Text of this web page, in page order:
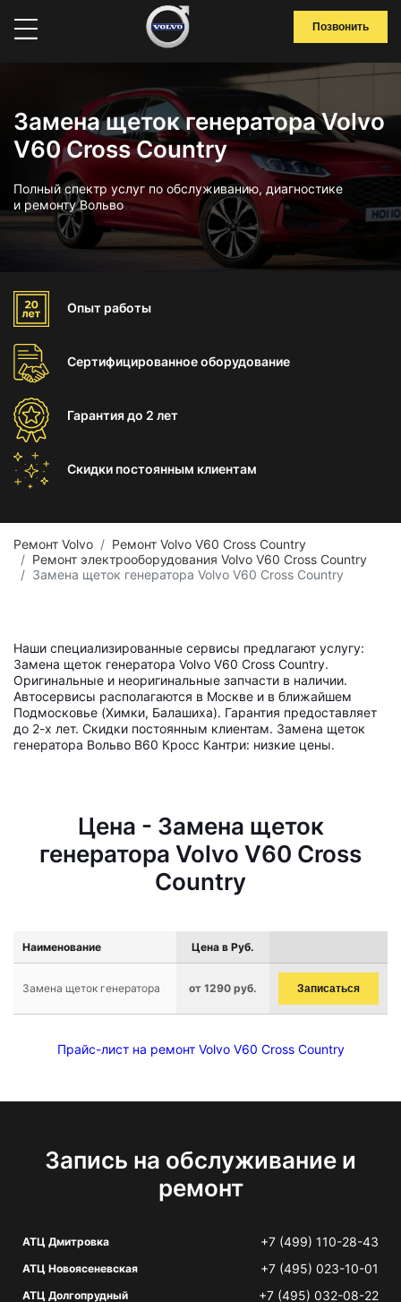
Позвонить
Замена щеток генератора Volvo
V60 Cross Country
Полный спектр услуг по обслуживанию, диагностике
и ремонту Вольво
Опыт работы
Сертифицированноеоборудование
Гарантиядо 2 лет
Скидки постоянным клиентам
Ремонт Volvo
Ремонт Volvo V60 Cross Country
Ремонт электрооборудования Volvo V60 Cross Country
Замена щеток генератора Volvo V60 Cross Country
Наши специализированные сервисы предлагают услугу:
Замена щеток генератора Volvo V60 Cross Country.
Оригинальные и неоригинальные запчасти в наличии.
Автосервисы располагаются в Москве и в ближайшем
Подмосковье (Химки, Балашиха). Гарантия предоставляет
до 2-х лет. Скидки постоянным клиентам. Замена щеток
генератора Вольво В60 Кросс Кантри: низкие цены.
Цена - Замена щеток
генератора Volvo V60 Cross
Country
Наименование Цена в Руб.
Замена щеток генератора от 1290 руб. Записаться
Прайс-лист на ремонт Volvo V60 Cross Country
Запись на обслуживание и
ремонт
АТЦ Дмитровка +7 (499) 110-28-43
АТЦ Новоясеневская +7 (495) 023-10-01
АТЦ Долгопрудный +7 (495) 032-08-22